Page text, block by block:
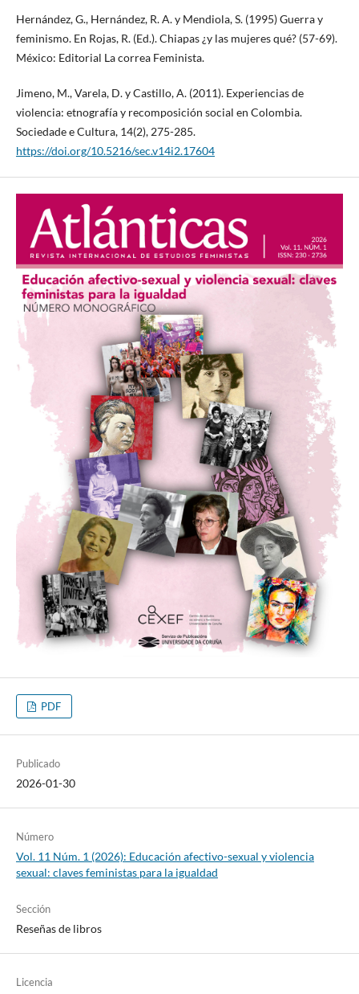
Hernández, G., Hernández, R. A. y Mendiola, S. (1995) Guerra y
feminismo. En Rojas, R. (Ed.). Chiapas ¿y las mujeres qué? (57-69).
México: Editorial La correa Feminista.
Jimeno, M., Varela, D. y Castillo, A. (2011). Experiencias de
violencia: etnografía y recomposición social en Colombia.
Sociedade e Cultura, 14(2), 275-285.
https://doi.org/10.5216/sec.v14i2.17604
PDF
Publicado
2026-01-30
Número
Vol. 11 Núm. 1 (2026): Educación afectivo-sexual y violencia
sexual: claves feministas para la igualdad
Sección
Reseñas de libros
Licencia